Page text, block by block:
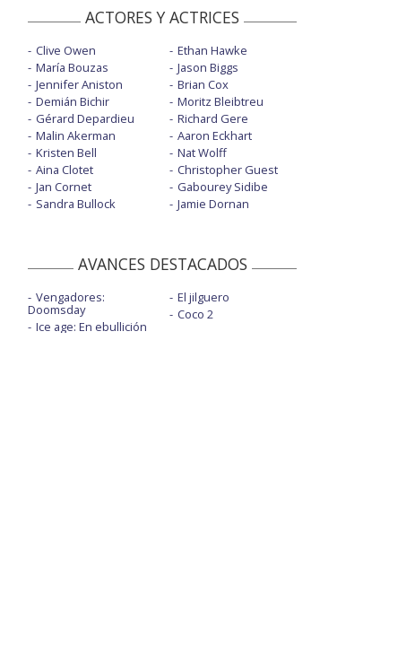
ACTORES Y ACTRICES
Clive Owen
María Bouzas
Jennifer Aniston
Demián Bichir
Gérard Depardieu
Malin Akerman
Kristen Bell
Aina Clotet
Jan Cornet
Sandra Bullock
Ethan Hawke
Jason Biggs
Brian Cox
Moritz Bleibtreu
Richard Gere
Aaron Eckhart
Nat Wolff
Christopher Guest
Gabourey Sidibe
Jamie Dornan
AVANCES DESTACADOS
Vengadores:
Doomsday
Ice age: En ebullición
El jilguero
Coco 2